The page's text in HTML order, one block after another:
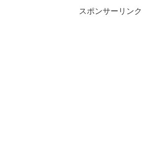
スポンサーリンク